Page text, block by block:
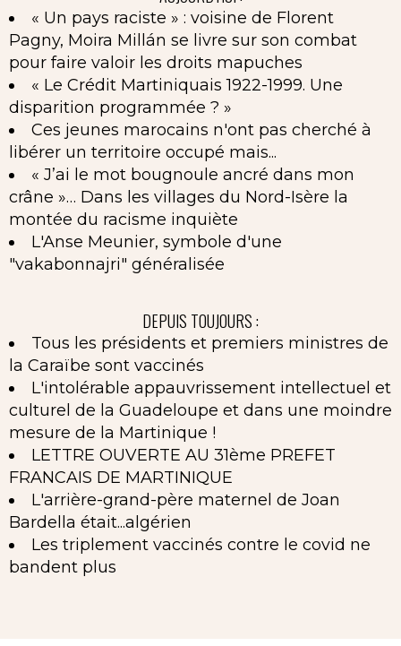
« Un pays raciste » : voisine de Florent
Pagny, Moira Millán se livre sur son combat
pour faire valoir les droits mapuches
« Le Crédit Martiniquais 1922-1999. Une
disparition programmée ? »
Ces jeunes marocains n'ont pas cherché à
libérer un territoire occupé mais...
« J’ai le mot bougnoule ancré dans mon
crâne »… Dans les villages du Nord-Isère la
montée du racisme inquiète
L'Anse Meunier, symbole d'une
"vakabonnajri" généralisée
DEPUIS TOUJOURS :
Tous les présidents et premiers ministres de
la Caraïbe sont vaccinés
L'intolérable appauvrissement intellectuel et
culturel de la Guadeloupe et dans une moindre
mesure de la Martinique !
LETTRE OUVERTE AU 31ème PREFET
FRANCAIS DE MARTINIQUE
L'arrière-grand-père maternel de Joan
Bardella était...algérien
Les triplement vaccinés contre le covid ne
bandent plus